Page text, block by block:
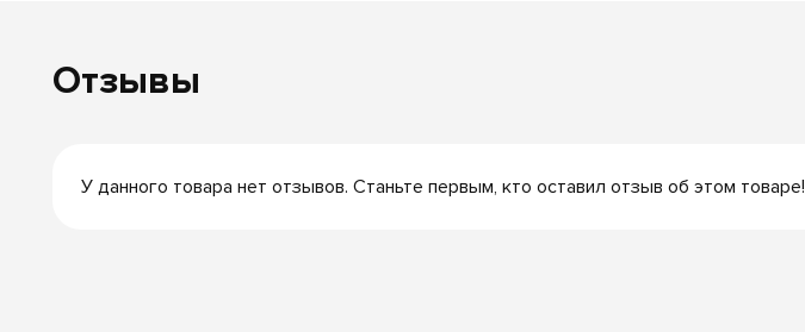
Отзывы
У данного товара нет отзывов. Станьте первым, кто оставил отзыв об этом товаре!